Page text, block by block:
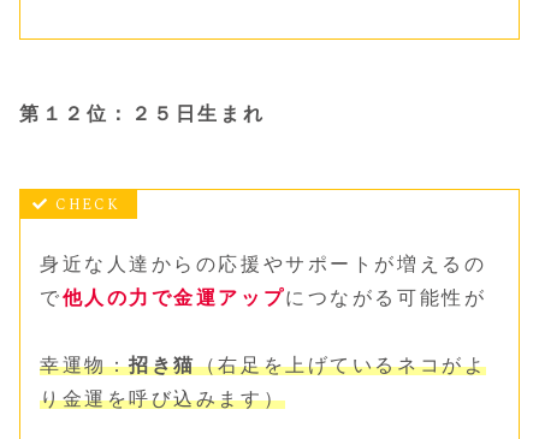
第１２位：２５日生まれ
身近な人達からの応援やサポートが増えるの
で他人の力で金運アップにつながる可能性が
幸運物：招き猫（右足を上げているネコがよ
り金運を呼び込みます）